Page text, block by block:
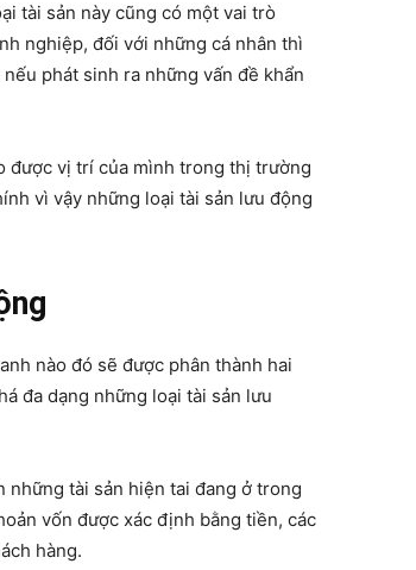
tài sản này cũng có một vai trò
nghiệp, đối với những cá nhân thì
phát sinh ra những vấn đề khẩn
được vị trí của mình trong thị trường
vì vậy những loại tài sản lưu động
nào đó sẽ được phân thành hai
đa dạng những loại tài sản lưu
những tài sản hiện tai đang ở trong
vốn được xác định bằng tiền, các
hàng.